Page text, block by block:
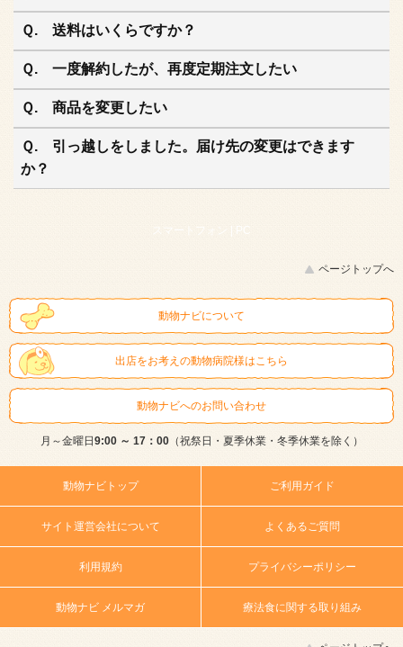
Ｑ. 送料はいくらですか？
Ｑ. 一度解約したが、再度定期注文したい
Ｑ. 商品を変更したい
Ｑ. 引っ越しをしました。届け先の変更はできます
か？
スマートフォン |
ページトップへ
動物ナビについて
出店をお考えの動物病院様はこちら
動物ナビへのお問い合わせ
月～金曜日 9:00 ～ 17：00（祝祭日・夏季休業・冬季休業を除く）
動物ナビトップ ご利用ガイド
サイト運営会社について よくあるご質問
利用規約 プライバシーポリシー
動物ナビ メルマガ 療法食に関する取り組み